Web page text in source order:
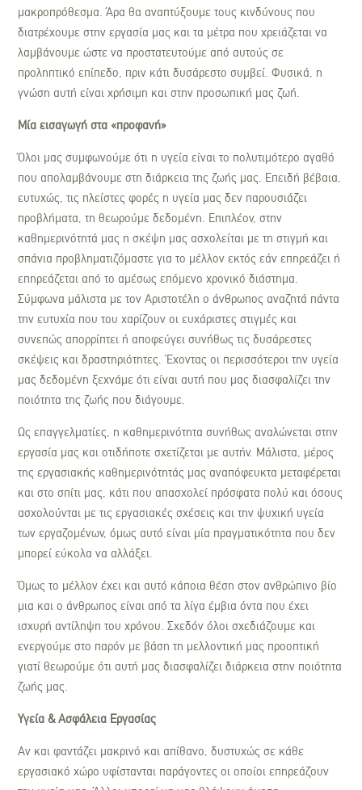
μακροπρόθεσμα. Άρα θα αναπτύξουμε τους κινδύνους που
διατρέχουμε στην εργασία μας και τα μέτρα που χρειάζεται να
λαμβάνουμε ώστε να προστατευτούμε από αυτούς σε
προληπτικό επίπεδο, πριν κάτι δυσάρεστο συμβεί. Φυσικά, η
γνώση αυτή είναι χρήσιμη και στην προσωπική μας ζωή.
Μία εισαγωγή στα «προφανή»
Όλοι μας συμφωνούμε ότι η υγεία είναι το πολυτιμότερο αγαθό
που απολαμβάνουμε στη διάρκεια της ζωής μας. Επειδή βέβαια,
ευτυχώς, τις πλείστες φορές η υγεία μας δεν παρουσιάζει
προβλήματα, τη θεωρούμε δεδομένη. Επιπλέον, στην
καθημερινότητά μας η σκέψη μας ασχολείται με τη στιγμή και
σπάνια προβληματιζόμαστε για το μέλλον εκτός εάν επηρεάζει ή
επηρεάζεται από το αμέσως επόμενο χρονικό διάστημα.
Σύμφωνα μάλιστα με τον Αριστοτέλη ο άνθρωπος αναζητά πάντα
την ευτυχία που του χαρίζουν οι ευχάριστες στιγμές και
συνεπώς απορρίπτει ή αποφεύγει συνήθως τις δυσάρεστες
σκέψεις και δραστηριότητες. Έχοντας οι περισσότεροι την υγεία
μας δεδομένη ξεχνάμε ότι είναι αυτή που μας διασφαλίζει την
ποιότητα της ζωής που διάγουμε.
Ως επαγγελματίες, η καθημερινότητα συνήθως αναλώνεται στην
εργασία μας και οτιδήποτε σχετίζεται με αυτήν. Μάλιστα, μέρος
της εργασιακής καθημερινότητάς μας αναπόφευκτα μεταφέρεται
και στο σπίτι μας, κάτι που απασχολεί πρόσφατα πολύ και όσους
ασχολούνται με τις εργασιακές σχέσεις και την ψυχική υγεία
των εργαζομένων, όμως αυτό είναι μία πραγματικότητα που δεν
μπορεί εύκολα να αλλάξει.
Όμως το μέλλον έχει και αυτό κάποια θέση στον ανθρώπινο βίο
μια και ο άνθρωπος είναι από τα λίγα έμβια όντα που έχει
ισχυρή αντίληψη του χρόνου. Σχεδόν όλοι σχεδιάζουμε και
ενεργούμε στο παρόν με βάση τη μελλοντική μας προοπτική
γιατί θεωρούμε ότι αυτή μας διασφαλίζει διάρκεια στην ποιότητα
ζωής μας.
Υγεία & Ασφάλεια Εργασίας
Αν και φαντάζει μακρινό και απίθανο, δυστυχώς σε κάθε
εργασιακό χώρο υφίστανται παράγοντες οι οποίοι επηρεάζουν